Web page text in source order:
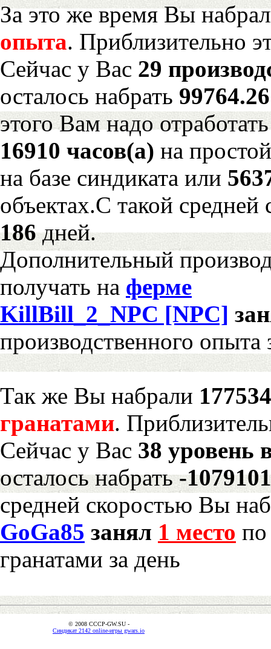
За это же время Вы
опыта. Приблизительно
Сейчас у Вас 29
осталось набрать
этого Вам надо отработать
16910 часов(а) на
на базе синдиката или
объектах.С такой
186дней.
Дополнительный
получать на ферме
KillBill_2_NPC [NPC]
производственного опыта
Так же Вы набрали
гранатами.
Сейчас у Вас 38 уровень
осталось набрать-
средней скоростью Вы
GoGa85 занял 1 место по
гранатами за день
© 2008 CCCP-GW.SU -
Синдикат 2142 online-игры gwars.io